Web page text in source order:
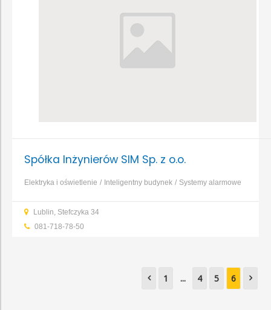
Spółka Inżynierów SIM Sp. z o.o.
Elektryka i oświetlenie Inteligentny budynek Systemy alarmowe
Lublin, Stefczyka 34
081-718-78-50
1 ... 4 5 6